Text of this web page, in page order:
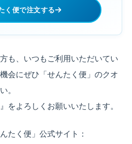
く便で注文する
も、いつもご利用いただいてい
会にぜひ「せんたく便」のクオ
。
をよろしくお願いいたします。
たく便」公式サイト：